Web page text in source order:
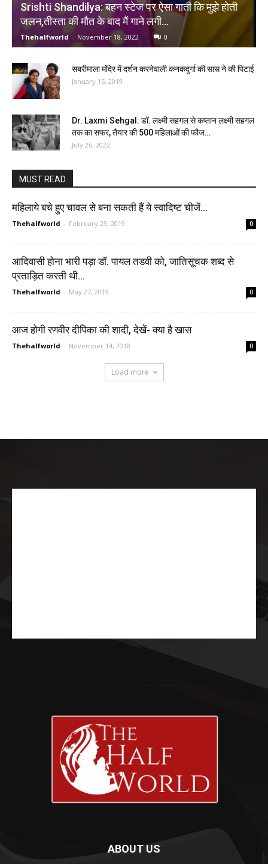
Srishti Shandilya: बहन स्टेज पर ऐसा गाती कि मुझे होती
जलन,तीस्ता की मौत के बाद मैं गाने लगी…
Thehalfworld - November 18, 2022 0
सबरीमाला मंदिर में दर्शन करनेवाली कनकदुर्गा की सास ने की पिटाई
January 15, 2019
Dr. Laxmi Sehgal: डॉ. लक्ष्मी सहगल से कप्तान लक्ष्मी सहगल
तक का सफर, तैयार की 500 महिलाओं की फौज…
July 26, 2022
MUST READ
महिलाये बचे हुए चावल से बना सकती हैं ये स्वादिष्ट चीजें…
Thehalfworld - February 23, 2019 0
आदिवासी होना भारी पड़ा डॉ. पायल तडवी को, जातिसूचक शब्द से
प्रताड़ित करती थी...
Thehalfworld - May 27, 2019 0
आज होगी रणवीर दीपिका की शादी, देखें- क्या है खास
Thehalfworld - November 14, 2018 0
Load more
ABOUT US